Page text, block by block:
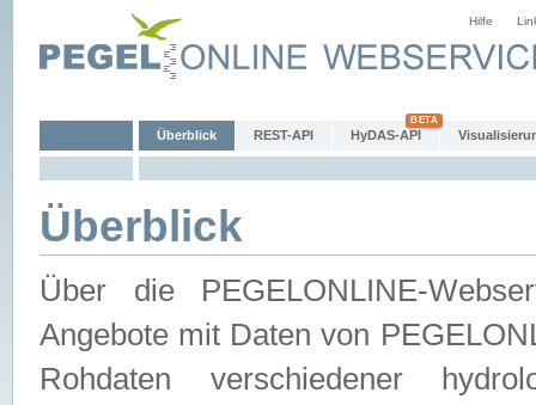
Hilfe
Überblick REST-API HyDAS-API
Überblick
Über die PEGELONLINE-
Angebote mit Daten von
Rohdaten verschiedener